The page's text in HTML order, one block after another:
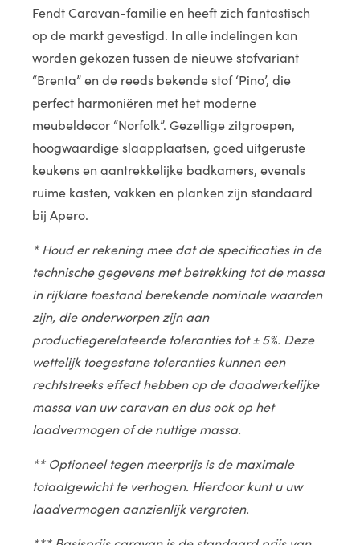
Fendt Caravan-familie en heeft zich fantastisch
op de markt gevestigd. In alle indelingen kan
worden gekozen tussen de nieuwe stofvariant
“Brenta” en de reeds bekende stof ‘Pino’, die
perfect harmoniëren met het moderne
meubeldecor “Norfolk”. Gezellige zitgroepen,
hoogwaardige slaapplaatsen, goed uitgeruste
keukens en aantrekkelijke badkamers, evenals
ruime kasten, vakken en planken zijn standaard
bij Apero.
* Houd er rekening mee dat de specificaties in de
technische gegevens met betrekking tot de massa
in rijklare toestand berekende nominale waarden
zijn, die onderworpen zijn aan
productiegerelateerde toleranties tot ± 5%. Deze
wettelijk toegestane toleranties kunnen een
rechtstreeks effect hebben op de daadwerkelijke
massa van uw caravan en dus ook op het
laadvermogen of de nuttige massa.
** Optioneel tegen meerprijs is de maximale
totaalgewicht te verhogen. Hierdoor kunt u uw
laadvermogen aanzienlijk vergroten.